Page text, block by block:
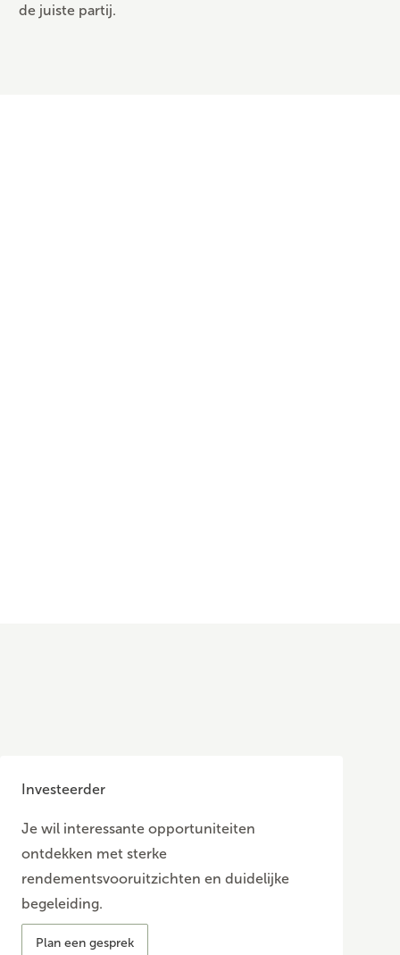
de juiste partij.
Investeerder
Je wil interessante opportuniteiten
ontdekken met sterke
rendementsvooruitzichten en duidelijke
begeleiding.
Plan een gesprek